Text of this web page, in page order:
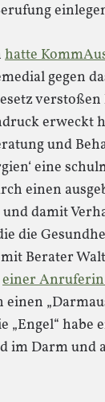
hatte
gegen
verstoßen
erweckt
und
eine
einen
damit
die
Berater
einer
einen
„Engel“ habe
im Darm und